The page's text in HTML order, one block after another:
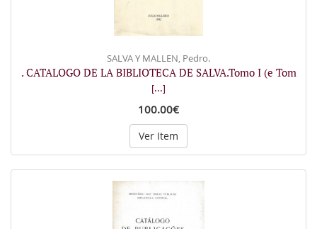
SALVA Y MALLEN, Pedro.
. CATALOGO DE LA BIBLIOTECA DE SALVA.Tomo I (e Tom
[...]
100.00€
Ver Item